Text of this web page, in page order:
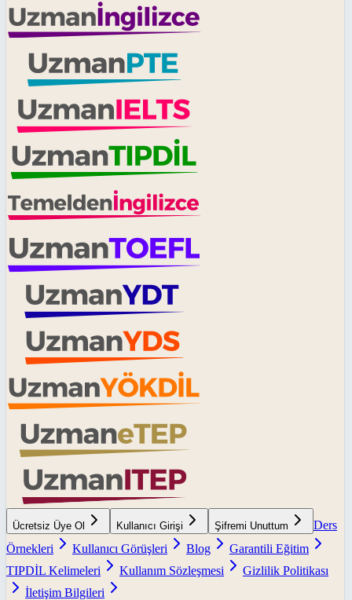
Ücretsiz Üye Ol Kullanıcı Girişi Şifremi Unuttum
Ders
Örnekleri
Kullanıcı Görüşleri Blog
Garantili Eğitim
TIPDİL Kelimeleri
Kullanım Sözleşmesi
Gizlilik Politikası
İletişim Bilgileri